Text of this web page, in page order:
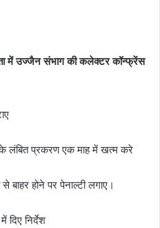
में उज्जैन संभाग की कलेक्टर कॉन्फ्रेंस
के लंबित प्रकरण एक माह में खत्म करे
होने पर पेनाल्टी लगाए।
निर्देश